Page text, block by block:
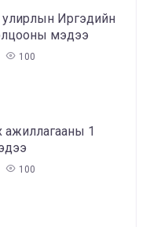
улирлын Иргэдийн
мэдээ
100
ажиллагааны 1
100